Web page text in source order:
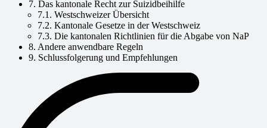
7. Das kantonale Recht zur Suizidbeihilfe
7.1. Westschweizer Übersicht
7.2. Kantonale Gesetze in der Westschweiz
7.3. Die kantonalen Richtlinien für die Abgabe von NaP
8. Andere anwendbare Regeln
9. Schlussfolgerung und Empfehlungen